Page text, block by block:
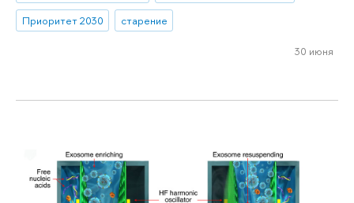
Приоритет 2030
старение
30 июня